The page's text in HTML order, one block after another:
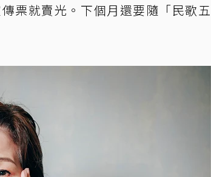
票就賣光。下個月還要隨「民歌五